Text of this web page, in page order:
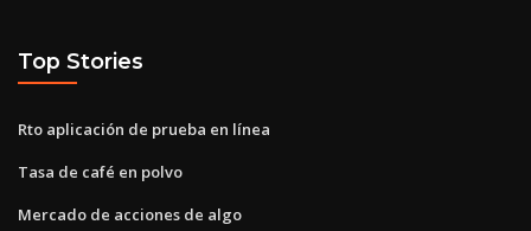
Top Stories
Rto aplicación de prueba en línea
Tasa de café en polvo
Mercado de acciones de algo